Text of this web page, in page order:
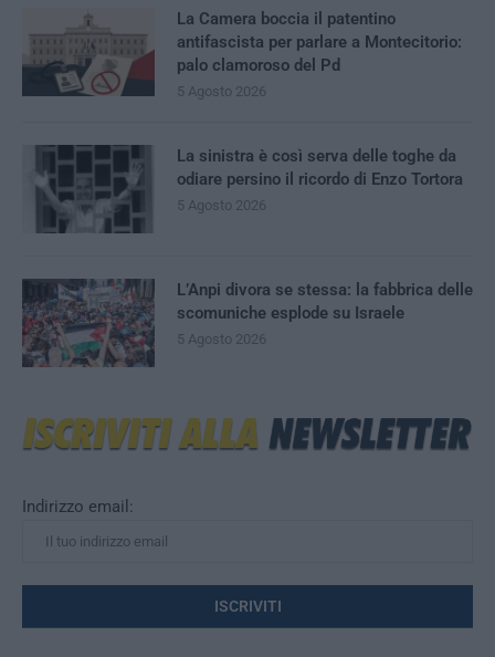
Indirizzo email:
La Camera boccia il patentino
antifascista per parlare a Montecitorio:
palo clamoroso del Pd
5 Agosto 2026
La sinistra è così serva delle toghe da
odiare persino il ricordo di Enzo Tortora
5 Agosto 2026
L’Anpi divora se stessa: la fabbrica delle
scomuniche esplode su Israele
5 Agosto 2026